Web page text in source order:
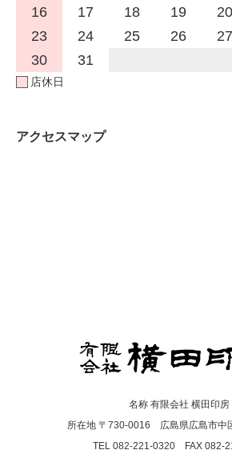
16
17 18 19 20
23
24 25 26 27
30
31
店休日
アクセスマップ
名称 有限会社 横田印房
所在地 〒730-0016 広島県広島市中
TEL 082-221-0320 FAX 082-